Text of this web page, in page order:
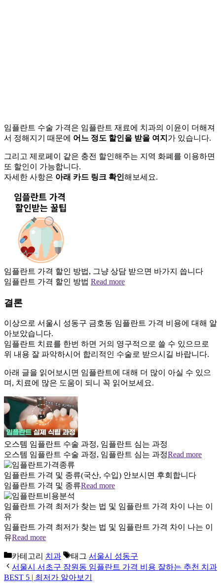
임플란트 수술 가격은 임플란트 재료에 치과의 이윤이 더해져
서 정해지기 때문에 어느 정도 할인을 받을 여지 가 있습니다.
그리고 제로페이 같은 충전 할인해주는 지역 화폐를 이용하면
또 할인이 가능합니다.
자세한 사항은 아래 카드 링크 확인해보세요.
임플란트 가격 할인 방법, 그냥 상담 받으면 바가지 씁니다
임플란트 가격 할인 방법 Read more
결론
이상으로 서울시 성동구 금호동 임플란트 가격 비용에 대해 알
아보았습니다.
임플란트 치료를 한번 하면 거의 영구적으로 쓸 수 있으므로
위 내용 잘 파악하시어 합리적인 수술로 받으시길 바랍니다.
아래 글을 읽어보시면 임플란트에 대해 더 많이 아실 수 있으
며, 치료에 많은 도움이 되니 꼭 읽어보세요.
오스템 임플란트 수술 과정, 임플란트 심는 과정
오스템 임플란트 수술 과정, 임플란트 심는 과정Read more
임플란트 가격 및 종류(국산, 수입) 안보시면 후회합니다
임플란트 가격 및 종류Read more
임플란트 가격 최저가 찾는 법 및 임플란트 가격 차이 나는 이
유
임플란트 가격 최저가 찾는 법 및 임플란트 가격 차이 나는 이
유Read more
카테고리 치과 태그 서울시 성동구
서울시 서초구 잠원동 임플란트 가격 비용 잘하는 추천 치과
BEST 5 | 최저가 알아보기